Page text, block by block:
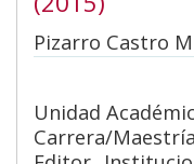
Pizarro Castro
Unidad
Carrera/Maestría